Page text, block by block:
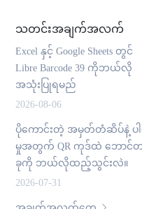
သတင်းအချက်အလက်
Excel နှင့် Google Sheets တွင်
Libre Barcode 39 ကိုဘယ်လို
အသုံးပြုရမည်
2026-08-06
ပိုကောင်းတဲ့ အမှတ်တံဆိပ်နဲ့ ပါ
မှုအတွက် QR ကုဒ်ထဲ ဘောင်
ခုကို ဘယ်လိုထည့်သွင်းလဲ။
2026-07-31